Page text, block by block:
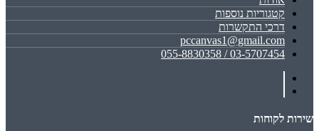
קטגוריות נוספות
דרכי התקשרות
pccanvas1@gmail.com
03-5707454 / 055-8830358
שירות לקוחות